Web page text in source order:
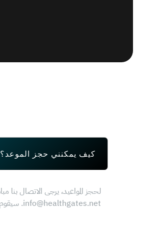
كيف يمكنني حجز الموعد؟
info@healthgates.net. سيقوم فريق علاقات المرضى بتوجيهك عن أي استفسارات لديك.